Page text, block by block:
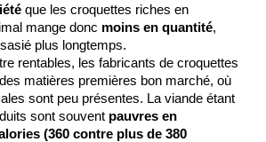
que les croquettes riches en
mange donc moins en quantité,
plus longtemps.
matières premières bon marché, où
sont peu présentes. La viande étant
sont souvent pauvres en
(360 contre plus de 380